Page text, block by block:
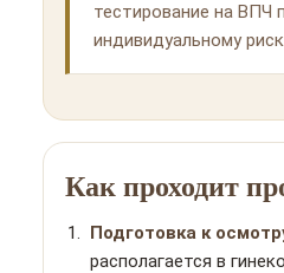
тестирование на ВПЧ
индивидуальному
Как проходит
Подготовка к
располагается в